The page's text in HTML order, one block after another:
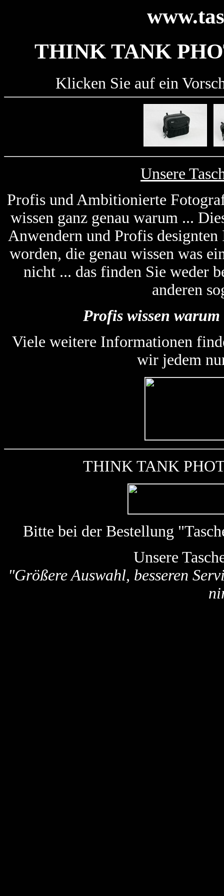
THINK TANK
Klicken Sie auf ein
Unsere
Profis und Ambitionierte
wissen ganz genau warum ...
Anwendern und Profis
worden, die genau wissen was
nicht ... das finden Sie weder
anderen
Profis wissen
Viele weitere Informationen
wir jedem
THINK TANK
Bitte bei der Bestellung
Unsere
"Größere Auswahl, besseren